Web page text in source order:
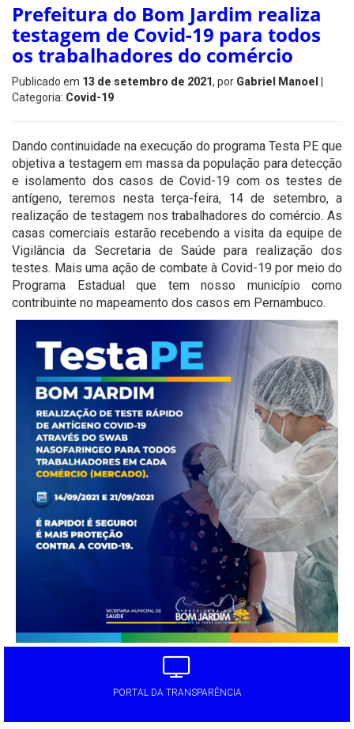
Prefeitura do Bom Jardim realiza
testagem de Covid-19 para todos
os trabalhadores do comércio
Publicado em 13 de setembro de 2021, por Gabriel Manoel
Categoria: Covid-19
Dando continuidade na execução do programa Testa PE que
objetiva a testagem em massa da população para detecção
e isolamento dos casos de Covid-19 com os testes de
antígeno, teremos nesta terça-feira, 14 de setembro, a
realização de testagem nos trabalhadores do comércio. As
casas comerciais estarão recebendo a visita da equipe de
Vigilância da Secretaria de Saúde para realização dos
testes. Mais uma ação de combate à Covid-19 por meio do
Programa Estadual que tem nosso município como
contribuinte no mapeamento dos casos em Pernambuco.
PORTAL DA TRANSPARÊNCIA